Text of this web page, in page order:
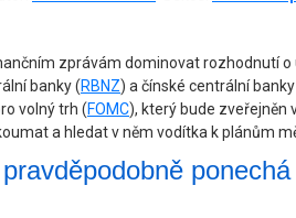
zprávám dominovat rozhodnutí
banky (RBNZ) a čínské centrální
volný trh (FOMC), který bude zveřejněn
a hledat v něm vodítka k plánům